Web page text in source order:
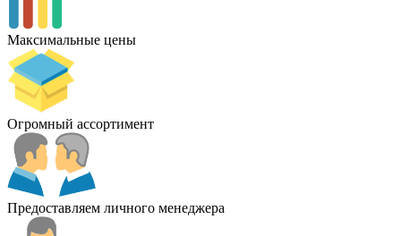
Максимальные цены
Огромный ассортимент
Предоставляем личного менеджера